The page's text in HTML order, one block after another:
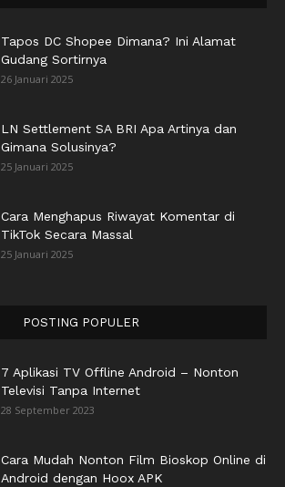
Tapos DC Shopee Dimana? Ini Alamat
Gudang Sortirnya
26 Januari 2025
LN Settlement SA BRI Apa Artinya dan
Gimana Solusinya?
25 Januari 2025
Cara Menghapus Riwayat Komentar di
TikTok Secara Massal
25 Januari 2025
POSTING POPULER
7 Aplikasi TV Offline Android – Nonton
Televisi Tanpa Internet
28 September 2023
Cara Mudah Nonton Film Bioskop Online di
Android dengan Hoox APK